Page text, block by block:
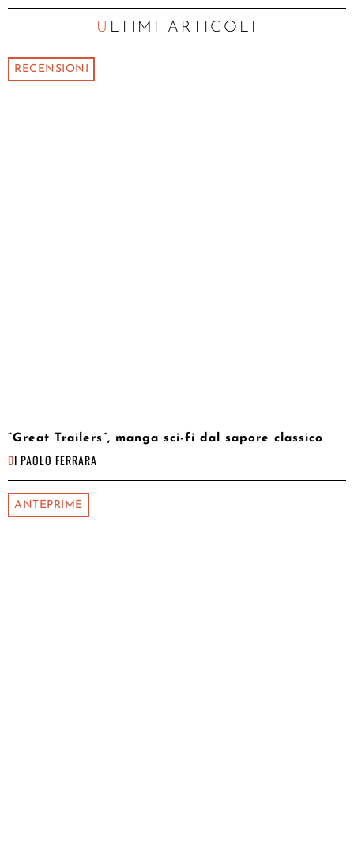
ULTIMI ARTICOLI
RECENSIONI
“Great Trailers”, manga sci-fi dal sapore classico
DI PAOLO FERRARA
ANTEPRIME